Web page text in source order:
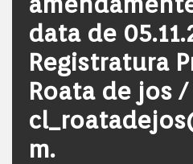
data de
Registratura
Roata de jos /
m.